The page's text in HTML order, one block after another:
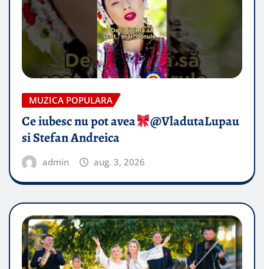
MUZICA POPULARA
Ce iubesc nu pot avea
​@VladutaLupau
si Stefan Andreica
admin aug. 3, 2026